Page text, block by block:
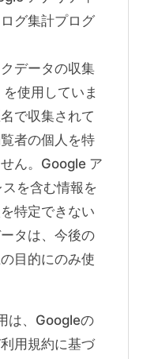
グ集計プログ
データの収集
使用していま
で収集されて
者の個人を特
ん。Google ア
を含む情報を
特定できない
タは、今後の
目的にのみ使
は、Googleの
用規約に基づ